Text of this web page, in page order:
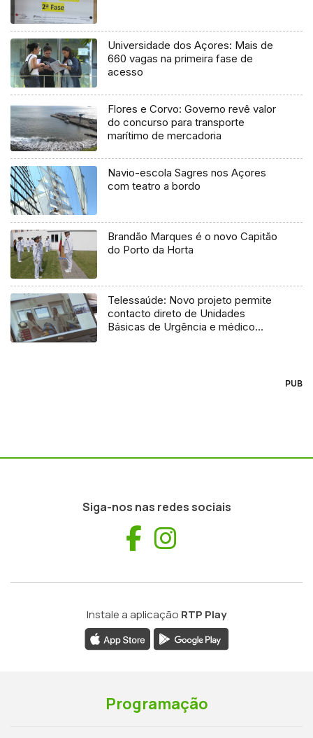
Universidade dos Açores: Mais de
660 vagas na primeira fase de
acesso
Flores e Corvo: Governo revê valor
do concurso para transporte
marítimo de mercadoria
Navio-escola Sagres nos Açores
com teatro a bordo
Brandão Marques é o novo Capitão
do Porto da Horta
Telessaúde: Novo projeto permite
contacto direto de Unidades
Básicas de Urgência e médico
PUB
Siga-nos nas redes sociais
Facebook
Instale a aplicação RTP Play
Programação